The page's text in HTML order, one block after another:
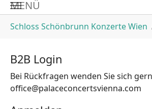
MENÜ
Schloss Schönbrunn Konzerte Wien
B2B Login
Bei Rückfragen wenden Sie sich
office@palaceconcertsvienna.com